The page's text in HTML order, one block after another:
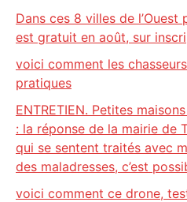
Dans ces 8 villes de
est gratuit en août, sur
voici comment les
pratiques
ENTRETIEN. Petites
: la réponse de la mairie de
qui se sentent traités avec
des maladresses, c’est
voici comment ce drone,